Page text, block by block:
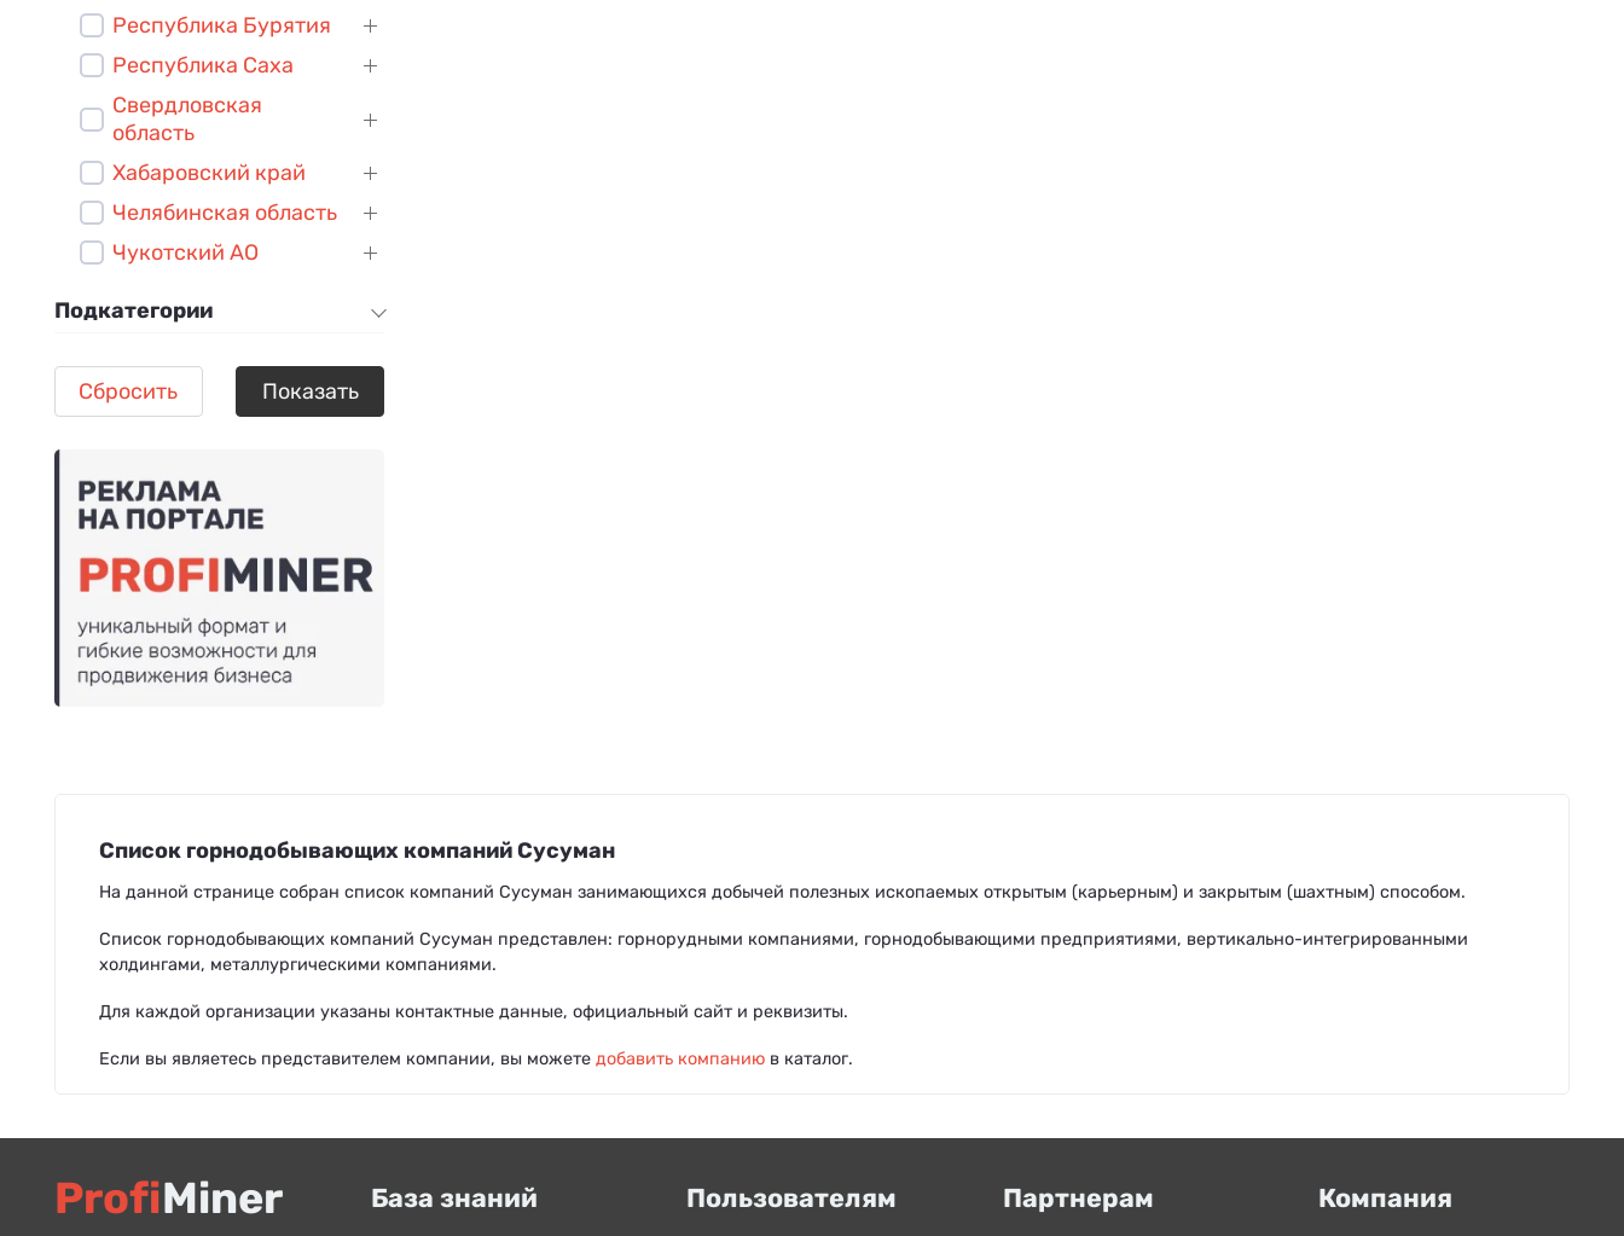
Республика Бурятия
Республика Саха
Свердловская
область
Хабаровский край
Челябинская область
Чукотский АО
Подкатегории
Показать
Сбросить
Список горнодобывающих компаний Сусуман
На данной странице собран список компаний Сусуман занимающихся добычей полезных ископаемых открытым (карьерным) и закрытым (шахтным) способом.
Список горнодобывающих компаний Сусуман представлен: горнорудными компаниями, горнодобывающими предприятиями, вертикально-интегрированными
холдингами, металлургическими компаниями.
Для каждой организации указаны контактные данные, официальный сайт и реквизиты.
Если вы являетесь представителем компании, вы можете добавить компанию в каталог.
ProfiMiner База знаний Пользователям Партнерам Компания